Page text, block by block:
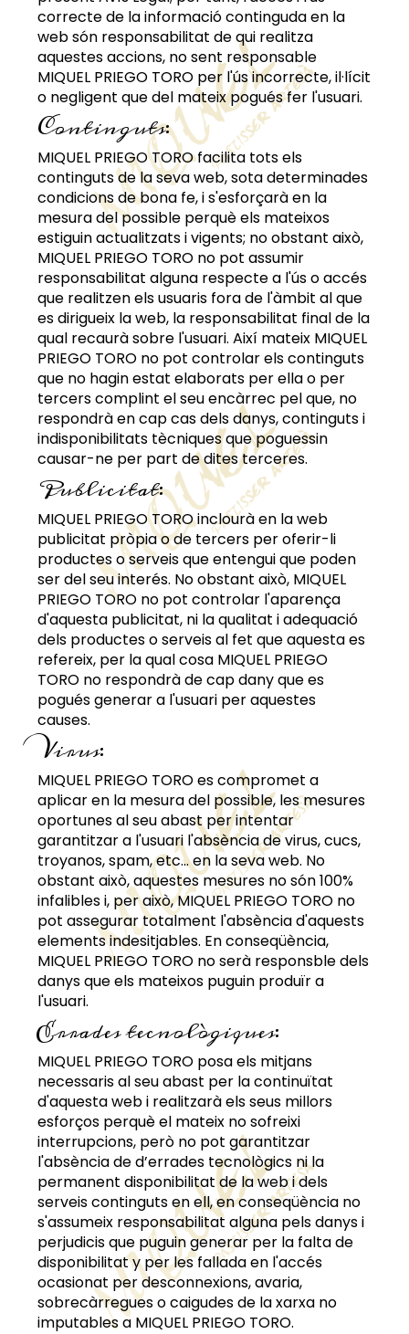
correcte de la informació continguda en la
web són responsabilitat de qui realitza
aquestes accions, no sent responsable
MIQUEL PRIEGO TORO per l'ús incorrecte, il·lícit
o negligent que del mateix pogués fer l'usuari.
Continguts:
MIQUEL PRIEGO TOROfacilita tots els
continguts de la seva web, sota determinades
condicions de bona fe, i s'esforçarà en la
mesura del possible perquè els mateixos
estiguin actualitzats i vigents; no obstant això,
MIQUEL PRIEGO TORO no pot assumir
responsabilitat alguna respecte a l'ús o accés
que realitzen els usuaris fora de l'àmbit al que
es dirigueix la web, la responsabilitat final de la
qual recaurà sobre l'usuari. Així mateix MIQUEL
PRIEGO TORO no pot controlar els continguts
que no hagin estat elaborats per ella o per
tercers complint el seu encàrrec pel que, no
respondrà en cap cas dels danys, continguts i
indisponibilitats tècniques que poguessin
causar-ne per part de dites terceres.
Publicitat:
MIQUEL PRIEGO TOROinclourà en la web
publicitat pròpia o de tercers per oferir-li
productes o serveis que entengui que poden
ser del seu interés. No obstant això, MIQUEL
PRIEGO TORO no pot controlar l'aparença
d'aquesta publicitat, ni la qualitat i adequació
dels productes o serveis al fet que aquesta es
refereix, per la qual cosa MIQUEL PRIEGO
TORO no respondrà de cap dany que es
pogués generar a l'usuari per aquestes
causes.
Virus:
MIQUEL PRIEGO TOROes compromet a
aplicar en la mesura del possible, les mesures
oportunes al seu abast per intentar
garantitzar a l'usuari l'absència de virus, cucs,
troyanos, spam, etc... en la seva web. No
obstant això, aquestes mesures no són 100%
infalibles i, per això,MIQUEL PRIEGO TORO no
pot assegurar totalment l'absència d'aquests
elements indesitjables. En conseqüència,
MIQUEL PRIEGO TORO no serà responsble dels
danys que els mateixos puguin produïr a
l'usuari.
Errades tecnològiques:
MIQUEL PRIEGO TORO posa els mitjans
necessaris al seu abast per la continuïtat
d'aquesta web i realitzarà els seus millors
esforços perquè el mateix no sofreixi
interrupcions, però no pot garantitzar
l'absència de d’errades tecnològics ni la
permanent disponibilitat de la web i dels
serveis continguts en ell, en conseqüència no
s'assumeix responsabilitat alguna pels danys i
perjudicis que puguin generar per la falta de
disponibilitat y per les fallada en l'accés
ocasionat per desconnexions, avaria,
sobrecàrregues o caigudes de la xarxa no
imputables a MIQUEL PRIEGO TORO.